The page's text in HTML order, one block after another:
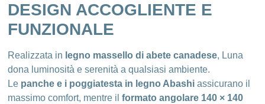
DESIGN ACCOGLIENTE E
FUNZIONALE
Realizzata in legno massello di abete canadese, Luna
dona luminosità e serenità a qualsiasi ambiente.
Le panche e i poggiatesta in legno Abashi assicurano il
massimo comfort, mentre ilformato angolare 140 × 140